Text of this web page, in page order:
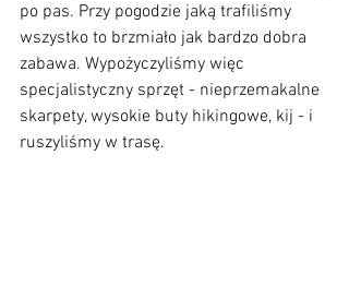
po pas. Przy pogodzie jaką trafiliśmy
wszystko to brzmiało jak bardzo dobra
zabawa. Wypożyczyliśmy więc
specjalistyczny sprzęt - nieprzemakalne
skarpety, wysokie buty hikingowe, kij - i
ruszyliśmy w trasę.